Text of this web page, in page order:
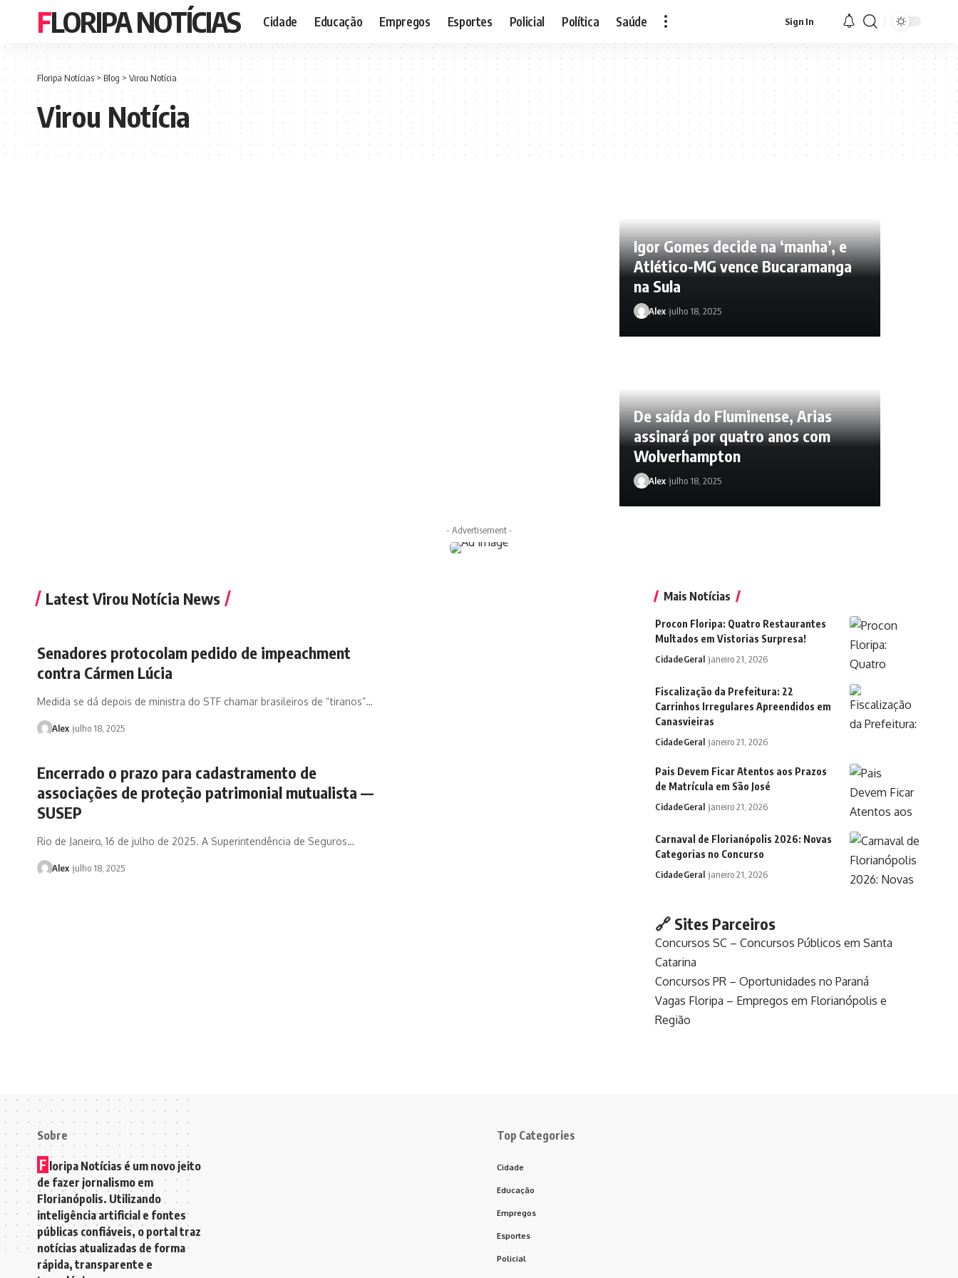
FLORIPA NOTÍCIAS Cidade Educação Empregos Esportes Policial Política Saúde Sign In
Floripa Notícias >Blog > Virou Notícia
Virou Notícia
Alex
Igor Gomes decide na ‘manha’, e
Atlético-MG vence Bucaramanga
na Sula
Alex julho 18, 2025
De saída do Fluminense, Arias
assinará por quatro anos com
Wolverhampton
Alex julho 18, 2025
- Advertisement -
Latest Virou Notícia News
Senadores protocolam pedido de impeachment
contra Cármen Lúcia
Medida se dá depois de ministra do STF chamar brasileiros de “tiranos”…
Alex julho 18, 2025
Encerrado o prazo para cadastramento de
associações de proteção patrimonial mutualista —
SUSEP
Rio de Janeiro, 16 de julho de 2025. A Superintendência de Seguros…
Alex julho 18, 2025
Mais Notícias
Procon Floripa: Quatro Restaurantes
Multados em Vistorias Surpresa!
CidadeGeral janeiro 21, 2026
Fiscalização da Prefeitura: 22
Carrinhos Irregulares Apreendidos em
Canasvieiras
CidadeGeral janeiro 21, 2026
Pais Devem Ficar Atentos aos Prazos
de Matrícula em São José
CidadeGeral janeiro 21, 2026
Carnaval de Florianópolis 2026: Novas
Categorias no Concurso
CidadeGeral janeiro 21, 2026
🔗 Sites Parceiros
Concursos SC – Concursos Públicos em Santa
Catarina
Concursos PR – Oportunidades no Paraná
Vagas Floripa – Empregos em Florianópolis e
Região
Sobre
F loripa Notícias é um novo jeito
de fazer jornalismo em
Florianópolis. Utilizando
inteligência artificial e fontes
públicas confiáveis, o portal traz
notícias atualizadas de forma
rápida, transparente e
Top Categories
Cidade
Educação
Empregos
Esportes
Policial